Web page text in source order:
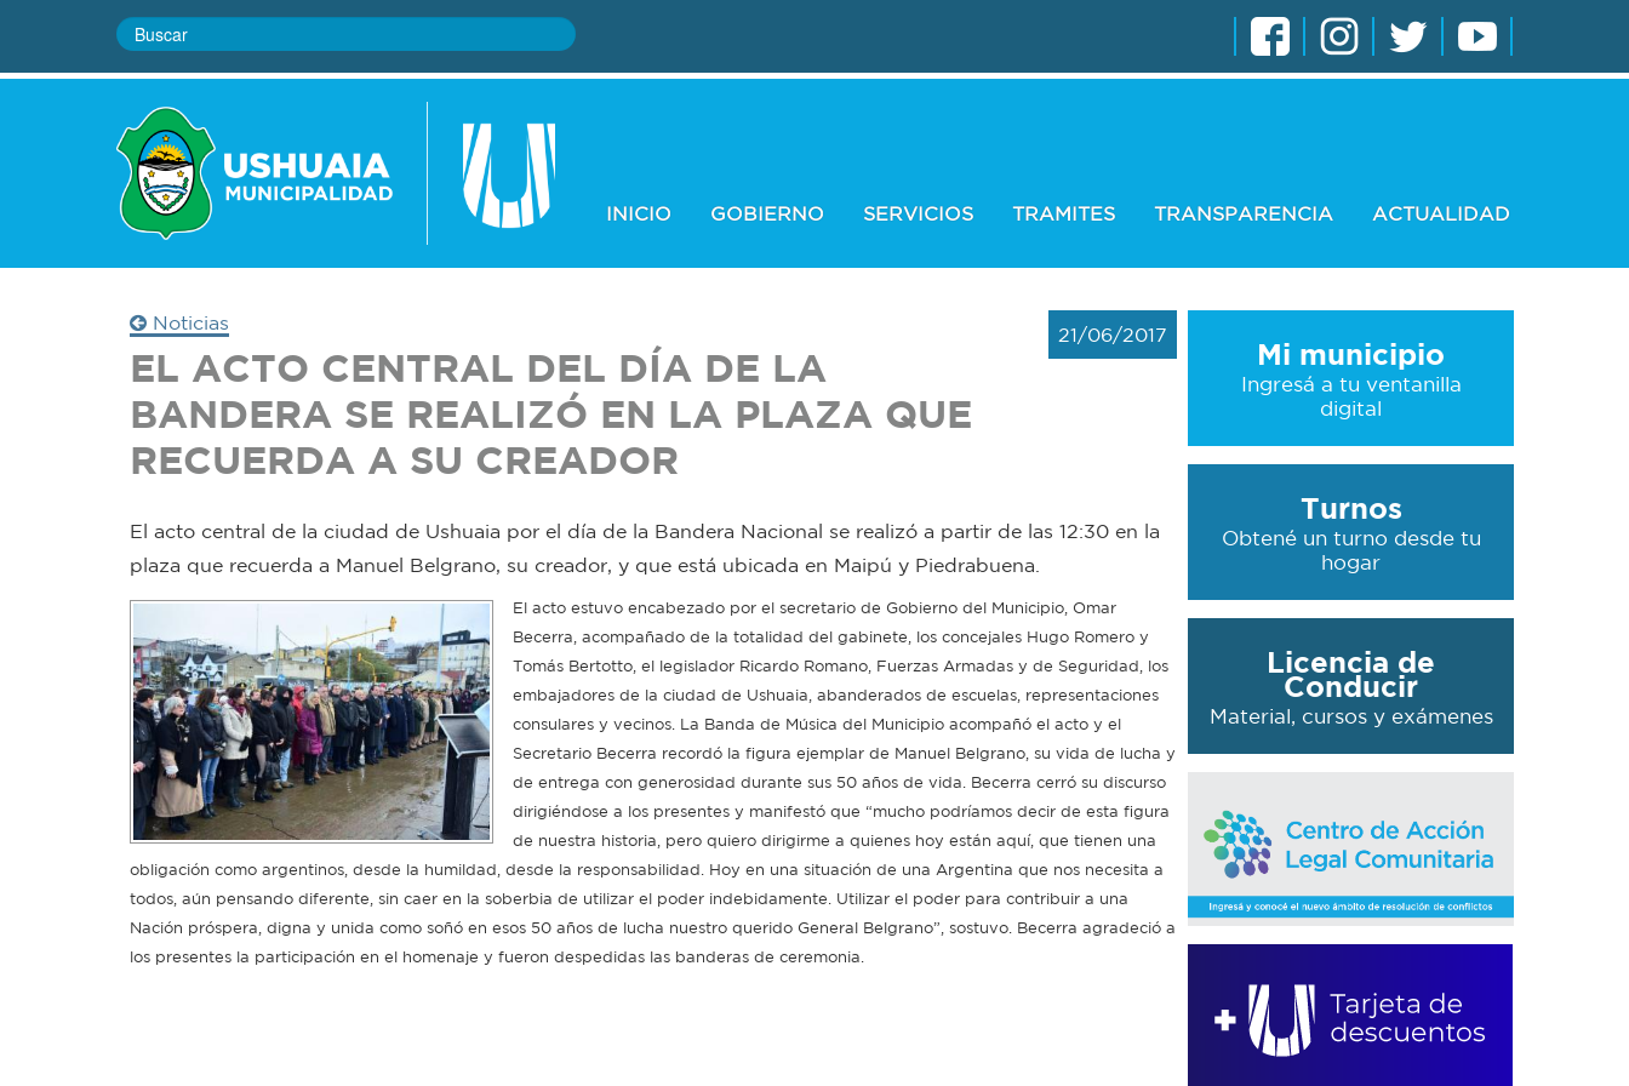
INICIO GOBIERNO SERVICIOS TRAMITES TRANSPARENCIA ACTUALIDAD
Noticias
21/06/2017
EL ACTO CENTRAL DEL DÍA DE LA
BANDERA SE REALIZÓ EN LA PLAZA QUE
RECUERDA A SU CREADOR
El acto central de la ciudad de Ushuaia por el día de la Bandera Nacional se realizó a partir de las 12:30 en la
plaza que recuerda a Manuel Belgrano, su creador, y que está ubicada en Maipú y Piedrabuena.
El acto estuvo encabezado por el secretario de Gobierno del Municipio, Omar
Becerra, acompañado de la totalidad del gabinete, los concejales Hugo Romero y
Tomás Bertotto, el legislador Ricardo Romano, Fuerzas Armadas y de Seguridad, los
embajadores de la ciudad de Ushuaia, abanderados de escuelas, representaciones
consulares y vecinos. La Banda de Música del Municipio acompañó el acto y el
Secretario Becerra recordó la figura ejemplar de Manuel Belgrano, su vida de lucha y
de entrega con generosidad durante sus 50 años de vida. Becerra cerró su discurso
dirigiéndose a los presentes y manifestó que “mucho podríamos decir de esta figura
de nuestra historia, pero quiero dirigirme a quienes hoy están aquí, que tienen una
obligación como argentinos, desde la humildad, desde la responsabilidad. Hoy en una situación de una Argentina que nos necesita a
todos, aún pensando diferente, sin caer en la soberbia de utilizar el poder indebidamente. Utilizar el poder para contribuir a una
Nación próspera, digna y unida como soñó en esos 50 años de lucha nuestro querido General Belgrano”, sostuvo. Becerra agradeció a
los presentes la participación en el homenaje y fueron despedidas las banderas de ceremonia.
Mi municipio
Ingresá a tu ventanilla
digital
Turnos
Obtené un turno desde tu
hogar
Licencia de
Conducir
Material, cursos y exámenes